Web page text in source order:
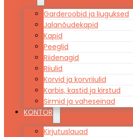
Garderoobid ja liuguksed
Jalanõudekapid
Kapid
Peeglid
Riidenagid
Riiulid
Korvid ja korvriiulid
Karbis, kastid ja kirstud
Sirmid ja vaheseinad
KONTOR
Kirjutuslauad